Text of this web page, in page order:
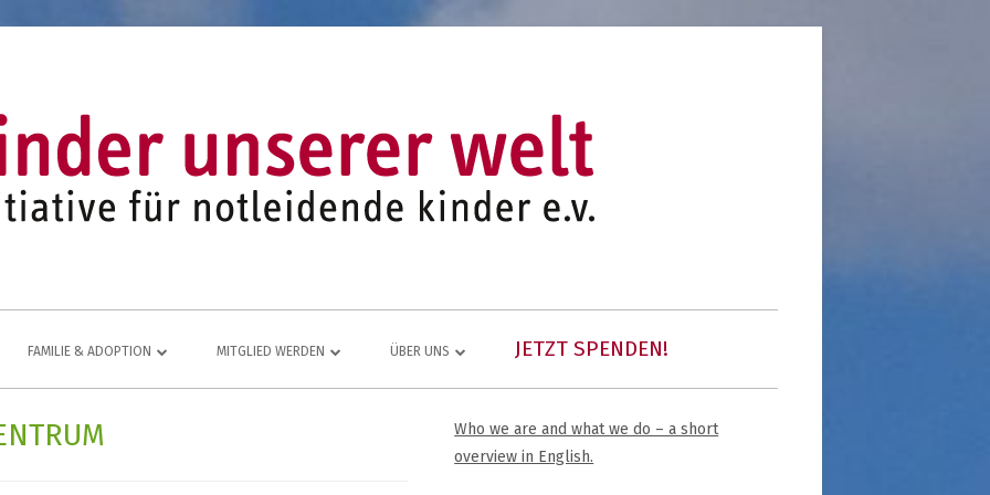
FAMILIE & ADOPTION
JUGEND- UND FAMILIENARBEIT
MITGLIED WERDEN ÜBER UNS JETZT SPENDEN!
Haupt-
Who we are and what we do – a short
overview in English.